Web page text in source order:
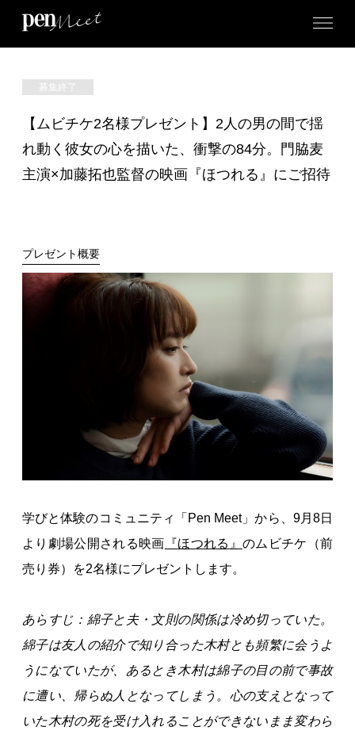
募集終了
【ムビチケ2名様プレゼント】2人の男の間で揺
れ動く彼女の心を描いた、衝撃の84分。門脇麦
主演×加藤拓也監督の映画『ほつれる』にご招待
プレゼント概要
学びと体験のコミュニティ「Pen Meet」から、9月8日
より劇場公開される映画 『ほつれる 』 のムビチケ（前
売り券）を2名様にプレゼントします。
あらすじ：綿子と夫・文則の関係は冷め切っていた。
綿子は友人の紹介で知り合った木村とも頻繁に会うよ
うになていたが、あるとき木村は綿子の目の前で事故
に遭い、帰らぬ人となってしまう。心の支えとなって
いた木村の死を受け入れることができないまま変わら